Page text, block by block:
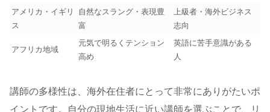
アメリカ・イギリ
ス
自然なスラング・表現豊
富
上級者・海外ビジネス
志向
アフリカ地域
元気で明るくテンション
高め
英語に苦手意識がある
人
講師の多様性は、海外在住者にとって非常にありがたいポ
イントです。自分の現地生活に近い講師を選ぶことで、リ